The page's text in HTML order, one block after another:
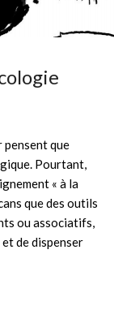
que
Pourtant,
« à la
que des outils
ou associatifs,
et de dispenser